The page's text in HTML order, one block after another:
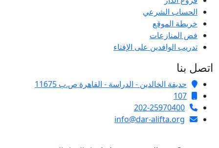
الحساب الشرعي
خريطة الموقع
فض المنازعات
تدريب الوافدين على الإفتاء
اتصل بنا
حديقة الخالدين - الدراسة - القاهرة ص.ب 11675
107
202-25970400
info@dar-alifta.org